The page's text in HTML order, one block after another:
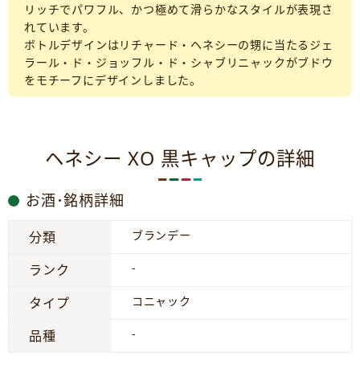
リッチでパワフル、かつ極めて滑らかなスタイルが表現さ
れています。
ボトルデザインはリチャード・ヘネシーの甥に当たるジェ
ラール・ド・ジョッフル・ド・シャブリニャックがブドウ
をモチーフにデザインしました。
ヘネシー XO 黒キャップの詳細
お酒･銘柄詳細
分類 ブランデー
ランク -
タイプ コニャック
品種 -